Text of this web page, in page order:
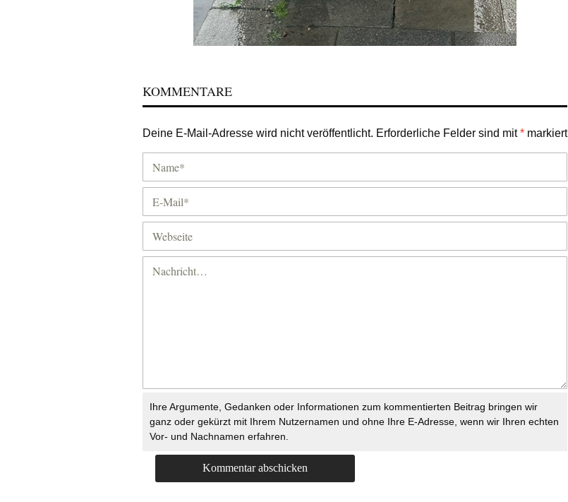
KOMMENTARE
Deine E-Mail-Adresse wird nicht veröffentlicht. Erforderliche Felder sind mit* markiert
Ihre Argumente, Gedanken oder Informationen zum kommentierten Beitrag bringen wir
ganz oder gekürzt mit Ihrem Nutzernamen und ohne Ihre E-Adresse, wenn wir Ihren echten
Vor- und Nachnamen erfahren.